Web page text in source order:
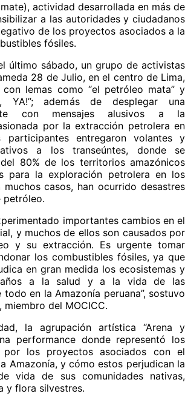
actividad desarrollada en más de
a las autoridades y ciudadanos
de los proyectos asociados a la
fósiles.
último sábado, un grupo de activistas
28 de Julio, en el centro de Lima,
lemas como “el petróleo mata” y
YA!”; además de desplegar una
con mensajes alusivos a la
por la extracción petrolera en
participantes entregaron volantes y
a los transeúntes, donde se
80% de los territorios amazónicos
para la exploración petrolera en los
casos, han ocurrido desastres
petróleo.
importantes cambios en el
y muchos de ellos son causados por
y su extracción. Es urgente tomar
los combustibles fósiles, ya que
en gran medida los ecosistemas y
a la salud y a la vida de las
en la Amazonía peruana”, sostuvo
del MOCICC.
la agrupación artística “Arena y
performance donde representó los
por los proyectos asociados con el
Amazonía, y cómo estos perjudican la
vida de sus comunidades nativas,
y flora silvestres.